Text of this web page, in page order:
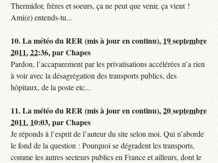
Thermidor, frères et soeurs, ça ne peut que venir, ça vient !
Ami(e) entends-tu...
10.La météo du RER (mis à jour en continu), 19 septembre
2011, 22:36,parChapes
Pardon, l’accaparement par les privatisations accélérées n’a rien
à voir avec la désagrégation des transports publics, des
hôpitaux, de la poste etc...
11.La météo du RER (mis à jour en continu),20 septembre
2011, 10:03,parChapes
Je réponds à l’esprit de l’auteur du site selon moi. Qui n’aborde
le fond de la question : Pourquoi se dégradent les transports,
comme les autres secteurs publics en France et ailleurs, dont le